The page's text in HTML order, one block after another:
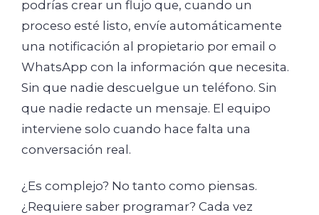
podrías crear un flujo que, cuando un
proceso esté listo, envíe automáticamente
una notificación al propietario por email o
WhatsApp con la información que necesita.
Sin que nadie descuelgue un teléfono. Sin
que nadie redacte un mensaje. El equipo
interviene solo cuando hace falta una
conversación real.
¿Es complejo? No tanto como piensas.
¿Requiere saber programar? Cada vez